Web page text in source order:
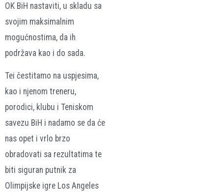
OK BiH nastaviti, u skladu sa
svojim maksimalnim
mogućnostima, da ih
podržava kao i do sada.
Tei čestitamo na uspjesima,
kao i njenom treneru,
porodici, klubu i Teniskom
savezu BiH i nadamo se da će
nas opet i vrlo brzo
obradovati sa rezultatima te
biti siguran putnik za
Olimpijske igre Los Angeles